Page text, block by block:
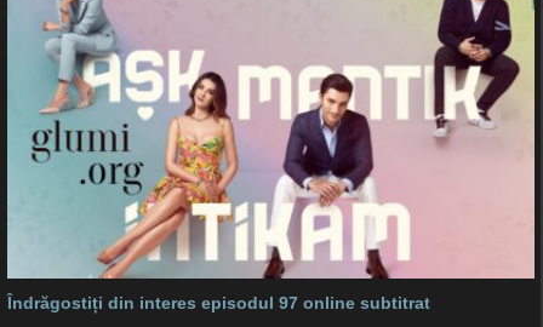
Îndrăgostiți din interes episodul 97 online subtitrat